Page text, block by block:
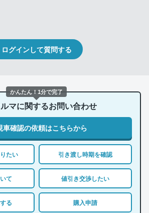
ログインして質問する
マに関するお問い合わせ
車確認の依頼はこちらから
たい 引き渡し時期を確認
て 値引き交渉したい
る 購入申請
かんたん！1分で完了